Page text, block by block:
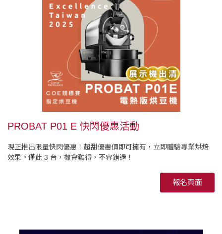
PROBAT P01 E 快閃優惠活動
現正推出限量快閃優惠！超甜優惠價即可擁有，立即體驗專業烘焙
效果。僅此 3 台，機會難得，不容錯過！
報名頁面